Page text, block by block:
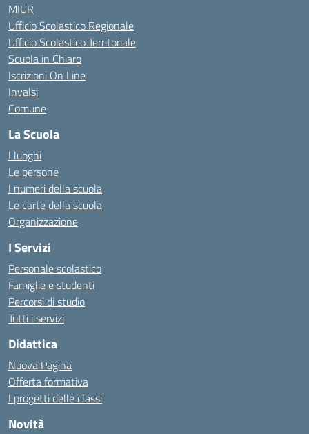
MIUR
Ufficio Scolastico Regionale
Ufficio Scolastico Territoriale
Scuola in Chiaro
Iscrizioni On Line
Invalsi
Comune
La Scuola
I luoghi
Le persone
I numeri della scuola
Le carte della scuola
Organizzazione
I Servizi
Personale scolastico
Famiglie e studenti
Percorsi di studio
Tutti i servizi
Didattica
Nuova Pagina
Offerta formativa
I progetti delle classi
Novità